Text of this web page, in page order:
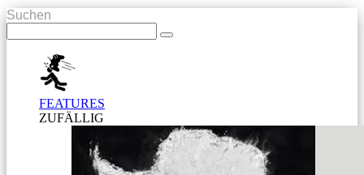
Suchen
FEATURES
ZUFÄLLIG